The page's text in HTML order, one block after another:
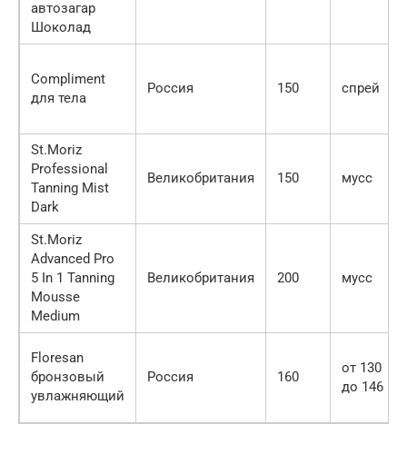
автозагар
Шоколад
Compliment
для тела
Россия 150 спрей
St.Moriz
Professional
Tanning Mist
Dark
Великобритания 150 мусс
St.Moriz
Advanced Pro
5 In 1 Tanning
Mousse
Medium
Великобритания 200 мусс
Floresan
бронзовый
увлажняющий
Россия 160
от 130
до 146